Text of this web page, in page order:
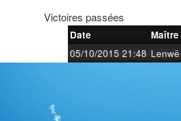
Victoires passées
Date
05/10/2015 21:48